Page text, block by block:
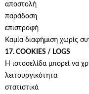
αποστολή
παράδοση
επιστροφή
Καμία διαφήμιση χωρίς
17. COOKIES / LOGS
Η ιστοσελίδα μπορεί να
λειτουργικότητα
στατιστικά